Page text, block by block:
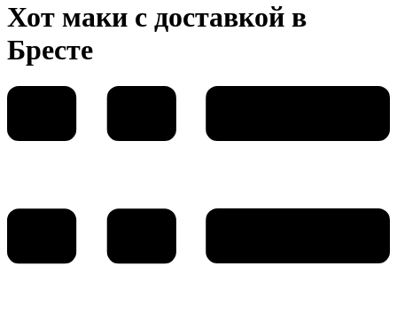
Хот маки с доставкой в
Бресте